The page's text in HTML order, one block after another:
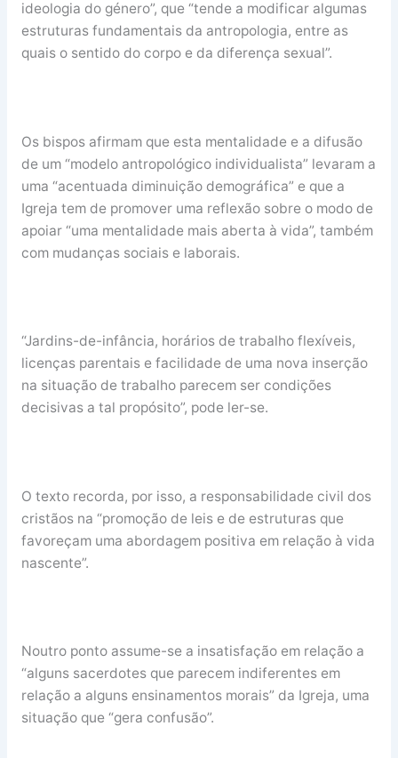
ideologia do género”, que “tende a modificar algumas
estruturas fundamentais da antropologia, entre as
quais o sentido do corpo e da diferença sexual”.
Os bispos afirmam que esta mentalidade e a difusão
de um “modelo antropológico individualista” levaram a
uma “acentuada diminuição demográfica” e que a
Igreja tem de promover uma reflexão sobre o modo de
apoiar “uma mentalidade mais aberta à vida”, também
com mudanças sociais e laborais.
“Jardins-de-infância, horários de trabalho flexíveis,
licenças parentais e facilidade de uma nova inserção
na situação de trabalho parecem ser condições
decisivas a tal propósito”, pode ler-se.
O texto recorda, por isso, a responsabilidade civil dos
cristãos na “promoção de leis e de estruturas que
favoreçam uma abordagem positiva em relação à vida
nascente”.
Noutro ponto assume-se a insatisfação em relação a
“alguns sacerdotes que parecem indiferentes em
relação a alguns ensinamentos morais” da Igreja, uma
situação que “gera confusão”.